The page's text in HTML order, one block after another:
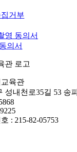
거부
영 동의서
의서
육관
성내천로35길 53 송
: 215-82-05753